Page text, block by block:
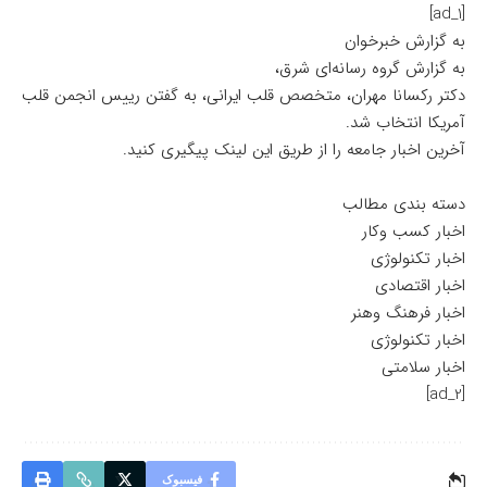
[ad_1]
به گزارش خبرخوان
به گزارش گروه رسانه‌ای شرق،
دکتر رکسانا مهران، متخصص قلب ایرانی، به گفتن رییس انجمن قلب
آمریکا انتخاب شد.
آخرین اخبار جامعه را از طریق این لینک پیگیری کنید.
دسته بندی مطالب
اخبار کسب وکار
اخبار تکنولوژی
اخبار اقتصادی
اخبار فرهنگ وهنر
اخبار تکنولوژی
اخبار سلامتی
[ad_2]
فیسبوک